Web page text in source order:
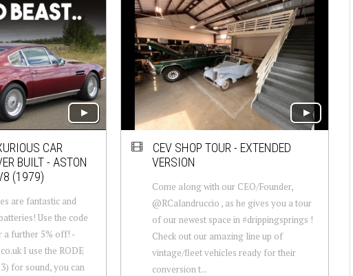
CAR
BUILT - ASTON
(1979)
are fantastic and
Use the code
a further 5% off! -
I use the RODE
for sound, you can
CEV SHOP TOUR - EXTENDED
VERSION
Come along with our CEO/Founder,
@RCalandruccio , as he gives you a tour
of our newest space in #drippingsprings !
Check out our amazing line up of
vintage/fleet vehicles ready for their
conversion t...